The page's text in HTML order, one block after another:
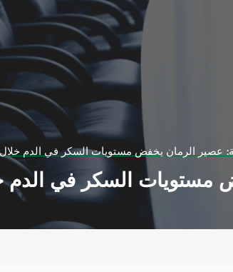
الرمان يخفض مستويات السكر في الدم خلال 15 دقيقة من
في الدم خلال 15 دقيقة من